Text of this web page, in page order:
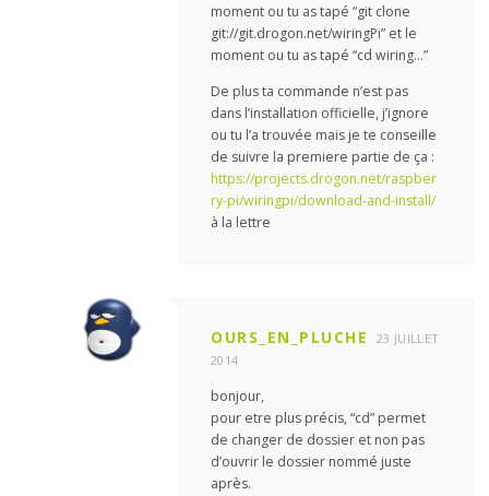
moment ou tu as tapé “git clone
git://git.drogon.net/wiringPi” et le
moment ou tu as tapé “cd wiring…”
De plus ta commande n’est pas
dans l’installation officielle, j’ignore
ou tu l’a trouvée mais je te conseille
de suivre la premiere partie de ça :
https://projects.drogon.net/raspber
ry-pi/wiringpi/download-and-install/
à la lettre
OURS_EN_PLUCHE
23 JUILLET
2014
bonjour,
pour etre plus précis, “cd” permet
de changer de dossier et non pas
d’ouvrir le dossier nommé juste
après.